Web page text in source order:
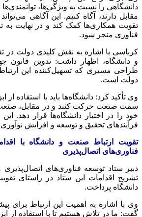
دانشگاهی را نسبت به ویژگی‌ها،
مقابل دارند، آگاه کنیم. این آگاهی
تقویت همکاری‌ها کمک کند و در نهایت
فناوری منجر شود.
کرباسی با اشاره به نقش کلیدی دولت در
و دانشگاه، اظهار داشت: تدوین قانون
طراحی مسیری که تسهیل‌کننده این
دولت است.
وی تأکید کرد: دانشگاه‌ها باید با استفاده از
سمت صنعت حرکت کنند و در مقابل، صنعت
خود را در اختیار دانشگاه‌ها قرار دهد. این
فرآیندهای تحقیق و توسعه و افزایش
تقویت ارتباط صنعت و دانشگاه با
فناوری‌های اتصال‌پذیری
دبیر ستاد توسعه فناوری‌های اتصال‌پذیری
تشریح اقدامات این ستاد در راستای
دانشگاه پرداخت.
وی با اشاره به اهمیت این ارتباط برای
گفت: ما در تلاش هستیم تا با استفاده از